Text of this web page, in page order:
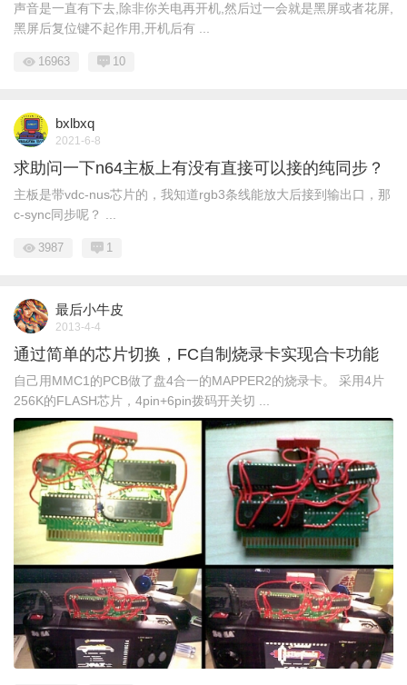
声音是一直有下去,除非你关电再开机,然后过一会就是黑屏或者花屏,
黑屏后复位键不起作用,开机后有 ...
16963 10
bxlbxq
2021-6-8
求助问一下n64主板上有没有直接可以接的纯同步？
主板是带vdc-nus芯片的，我知道rgb3条线能放大后接到输出口，那
c-sync同步呢？ ...
3987 1
最后小牛皮
2013-4-4
通过简单的芯片切换，FC自制烧录卡实现合卡功能
自己用MMC1的PCB做了盘4合一的MAPPER2的烧录卡。 采用4片
256K的FLASH芯片，4pin+6pin拨码开关切 ...